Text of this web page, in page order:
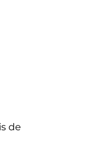
de